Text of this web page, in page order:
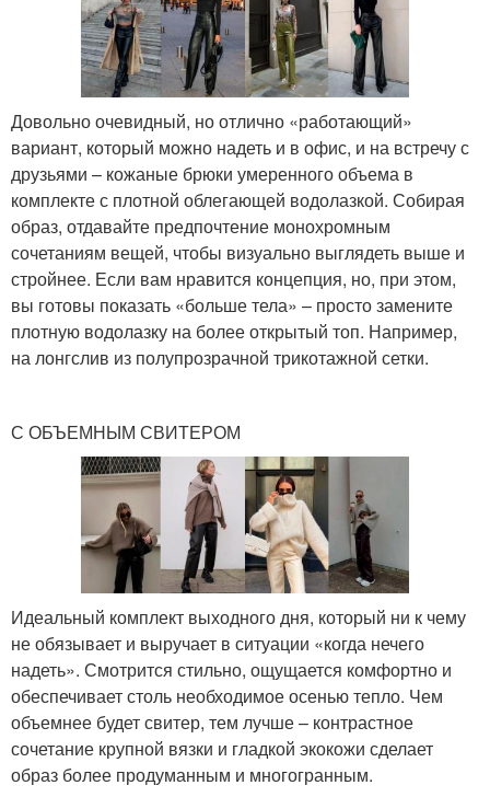
Довольно очевидный, но отлично «работающий»
вариант, который можно надеть и в офис, и на встречу с
друзьями – кожаные брюки умеренного объема в
комплекте с плотной облегающей водолазкой. Собирая
образ, отдавайте предпочтение монохромным
сочетаниям вещей, чтобы визуально выглядеть выше и
стройнее. Если вам нравится концепция, но, при этом,
вы готовы показать «больше тела» – просто замените
плотную водолазку на более открытый топ. Например,
на лонгслив из полупрозрачной трикотажной сетки.
С ОБЪЕМНЫМ СВИТЕРОМ
Идеальный комплект выходного дня, который ни к чему
не обязывает и выручает в ситуации «когда нечего
надеть». Смотрится стильно, ощущается комфортно и
обеспечивает столь необходимое осенью тепло. Чем
объемнее будет свитер, тем лучше – контрастное
сочетание крупной вязки и гладкой экокожи сделает
образ более продуманным и многогранным.